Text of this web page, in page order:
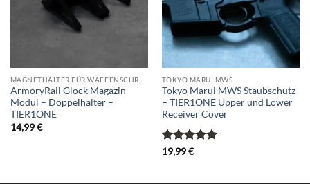
ArmoryRail Glock Magazin
Modul – Doppelhalter –
TIER1ONE
14,99€
TOKYO MARUI MWS
Tokyo Marui MWS Staubschutz
– TIER1ONE Upper und Lower
Receiver Cover
Bewertet
19,99€